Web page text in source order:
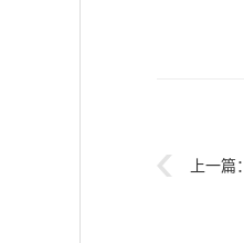
上一篇：